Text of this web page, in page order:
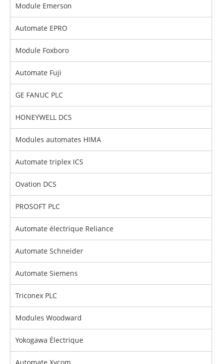
Module Emerson
Automate EPRO
Module Foxboro
Automate Fuji
GE FANUC PLC
HONEYWELL DCS
Modules automates HIMA
Automate triplex ICS
Ovation DCS
PROSOFT PLC
Automate électrique Reliance
Automate Schneider
Automate Siemens
Triconex PLC
Modules Woodward
Yokogawa Électrique
Automate Xycom